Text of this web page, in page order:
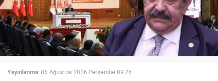
Yayınlanma: 06 Ağustos 2026 Perşembe 09:26